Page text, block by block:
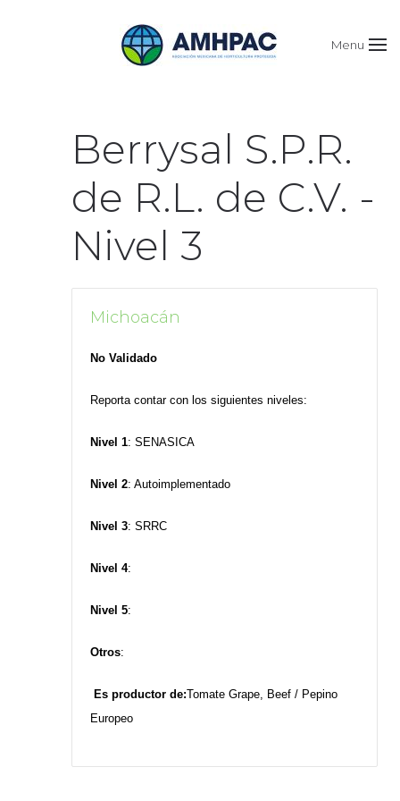
Menu
Berrysal S.P.R.
de R.L. de C.V. -
Nivel 3
Michoacán
No Validado
Reporta contar con los siguientes niveles:
Nivel 1: SENASICA
Nivel 2: Autoimplementado
Nivel 3: SRRC
Nivel 4:
Nivel 5:
Otros:
Es productor de:Tomate Grape, Beef / Pepino
Europeo